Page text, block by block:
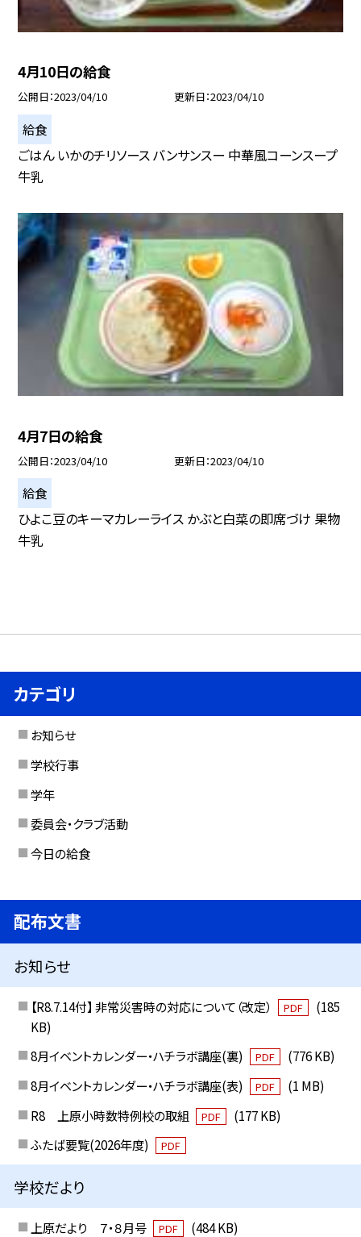
4月10日の給食
公開日 2023/04/10 更新日 2023/04/10
給食
ごはん いかのチリソース バンサンスー 中華風コーンスープ
牛乳
4月7日の給食
公開日 2023/04/10 更新日 2023/04/10
給食
ひよこ豆のキーマカレーライス かぶと白菜の即席づけ 果物
牛乳
カテゴリ
お知らせ
学校行事
学年
委員会・クラブ活動
今日の給食
配布文書
お知らせ
【R8.7.14付】 非常災害時の対応について（改定） PDF
(185
KB)
8月イベントカレンダー・ハチラボ講座(裏)
PDF
(776 KB)
8月イベントカレンダー・ハチラボ講座(表)
PDF
(1 MB)
R8 上原小時数特例校の取組
PDF
(177 KB)
ふたば要覧(2026年度)
PDF
学校だより
上原だより ７・８月号 PDF
(484 KB)